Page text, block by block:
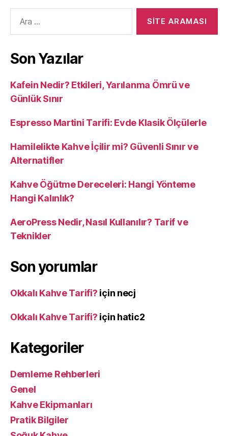
yap:
Son Yazılar
Kafein Nedir? Etkileri, Yarılanma Ömrü ve
Günlük Sınır
Espresso Martini Tarifi: Evde Klasik Ölçülerle
Hamilelikte Kahve İçilir mi? Güvenli Sınır ve
Alternatifler
Kahve Öğütme Dereceleri: Hangi Yönteme
Hangi Kalınlık?
AeroPress Nedir, Nasıl Kullanılır? Tarif ve
Teknikler
Son yorumlar
Okkalı Kahve Tarifi? için necj
Okkalı Kahve Tarifi? için hatic2
Kategoriler
Demleme Rehberleri
Genel
Kahve Ekipmanları
Pratik Bilgiler